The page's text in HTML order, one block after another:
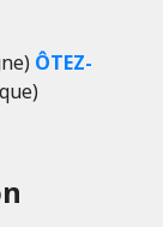
ÔTEZ-